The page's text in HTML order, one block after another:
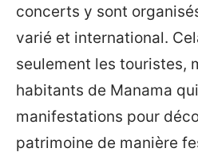
concerts y sont
varié et international.
seulement les touristes,
habitants de Manama
manifestations pour
patrimoine de manière